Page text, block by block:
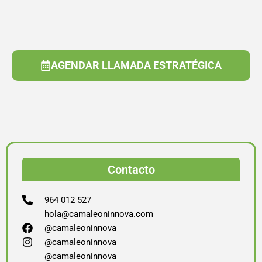
AGENDAR LLAMADA ESTRATÉGICA
Contacto
964 012 527
hola@camaleoninnova.com
@camaleoninnova
@camaleoninnova
@camaleoninnova